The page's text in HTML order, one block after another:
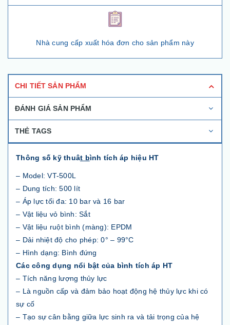
Nhà cung cấp xuất hóa đơn cho sản phẩm này
CHI TIẾT SẢN PHẨM
ĐÁNH GIÁ SẢN PHẨM
THẺ TAGS
Thông số kỹ thuât bình tích áp hiệu HT
– Model: VT-500L
– Dung tích: 500 lít
– Áp lực tối đa: 10 bar và 16 bar
– Vật liệu vỏ bình: Sắt
– Vật liệu ruột bình (màng): EPDM
– Dải nhiệt độ cho phép: 0° – 99°C
– Hình dạng: Bình đứng
Các công dụng nổi bật của bình tích áp HT
– Tích năng lượng thủy lực
– Là nguồn cấp và đảm bảo hoạt động hệ thủy lực khi có
sự cố
– Tạo sự cân bằng giữa lực sinh ra và tải trọng của hệ